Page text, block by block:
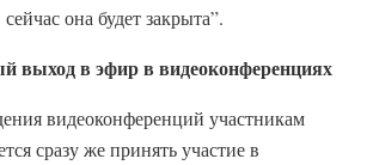
она будет закрыта”.
выход в эфир в видеоконференциях
видеоконференций участникам
сразу же принять участие в